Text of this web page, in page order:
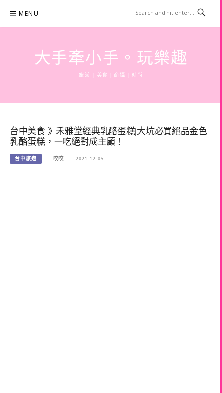
content
MENU
大手牽小手。玩樂趣
旅遊 | 美食 | 商攝 | 時尚
台中美食 》禾雅堂經典乳酪蛋糕|大坑必買絕品金色
乳酪蛋糕，一吃絕對成主顧！
台中旅遊 咬咬 2021-12-05